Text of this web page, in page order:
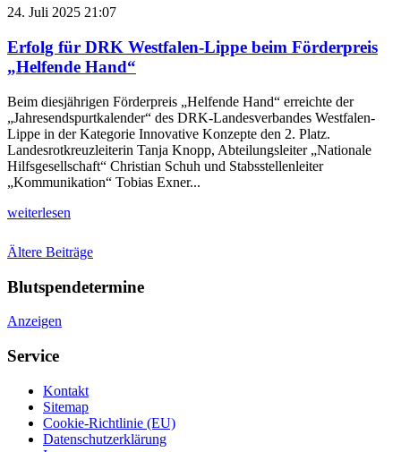
24. Juli 2025 21:07
Erfolg für DRK Westfalen-Lippe beim Förderpreis
„Helfende Hand“
Beim diesjährigen Förderpreis „Helfende Hand“ erreichte der
„Jahresendspurtkalender“ des DRK-Landesverbandes Westfalen-
Lippe in der Kategorie Innovative Konzepte den 2. Platz.
Landesrotkreuzleiterin Tanja Knopp, Abteilungsleiter „Nationale
Hilfsgesellschaft“ Christian Schuh und Stabsstellenleiter
„Kommunikation“ Tobias Exner...
weiterlesen
Beitragsnavigation
Ältere Beiträge
Blutspendetermine
Anzeigen
Service
Kontakt
Sitemap
Cookie-Richtlinie (EU)
Datenschutzerklärung